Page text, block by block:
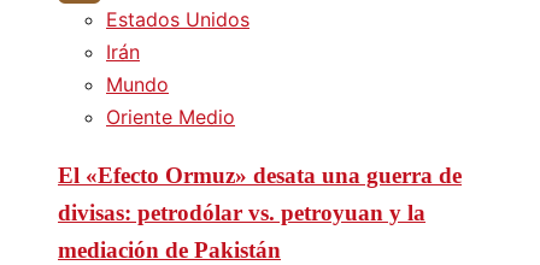
Estados Unidos
Irán
Mundo
Oriente Medio
El «Efecto Ormuz» desata una guerra de
divisas: petrodólar vs. petroyuan y la
mediación de Pakistán